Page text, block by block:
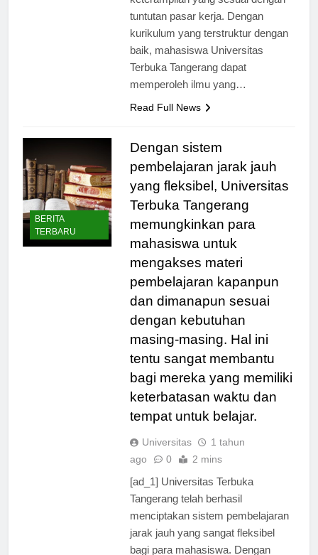
keterampilan yang sesuai dengan
tuntutan pasar kerja. Dengan
kurikulum yang terstruktur dengan
baik, mahasiswa Universitas
Terbuka Tangerang dapat
BERITA
TERBARU
Dengan sistem
pembelajaran jarak jauh
yang fleksibel, Universitas
Terbuka Tangerang
memungkinkan para
mahasiswa untuk
mengakses materi
pembelajaran kapanpun
dan dimanapun sesuai
dengan kebutuhan
masing-masing. Hal ini
tentu sangat membantu
bagi mereka yang memiliki
keterbatasan waktu dan
tempat untuk belajar.
Universitas
1 tahun
[ad_1] Universitas Terbuka
Tangerang telah berhasil
menciptakan sistem pembelajaran
jarak jauh yang sangat fleksibel